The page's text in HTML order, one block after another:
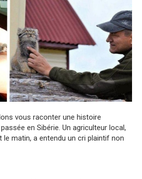
vous raconter une histoire
en Sibérie. Un agriculteur local,
matin, a entendu un cri plaintif non